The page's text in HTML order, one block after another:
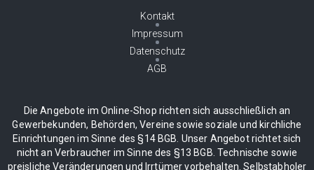
Kontakt
Impressum
Datenschutz
AGB
Die Angebote im Online-Shop richten sich ausschließlich an
Gewerbekunden, Behörden, Vereine sowie soziale und kirchliche
Einrichtungen im Sinne des §14 BGB. Unser Angebot richtet sich
nicht an Verbraucher im Sinne des §13 BGB. Technische sowie
preisliche Veränderungen und Irrtümer vorbehalten. Selbstabholer